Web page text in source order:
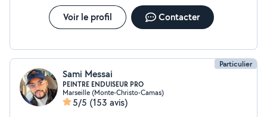
Voir le profil Contacter
Particulier
Sami Messai
PEINTRE ENDUISEUR PRO
Marseille (Monte-Christo-Camas)
5/5 (153 avis)